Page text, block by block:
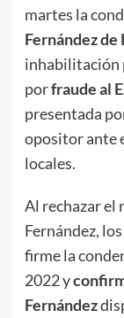
martes la
Fernández
inhabilitación
porfraude al
presentada
opositor ante
locales.
Al rechazar el
Fernández,
firme la
2022 y
Fernández